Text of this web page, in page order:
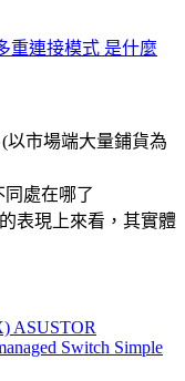
重連接模式 是什麼
以市場端大量鋪貨為
處在哪了
表現上來看，其實體
ASUSTOR
Switch Simple